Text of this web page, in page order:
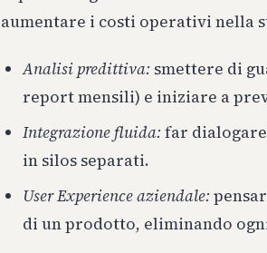
aumentare i costi operativi nella
Analisi predittiva: smettere di
report mensili) e iniziare a
Integrazione fluida: far
in silos separati.
User Experience aziendale:
di un prodotto, eliminando